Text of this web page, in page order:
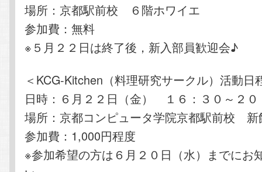
場所：京都駅前校 ６階ホワイエ
参加費：無料
※５月２２日は終了後，新入部員歓迎会♪
＜KCG-Kitchen（料理研究サークル）活動日
日時：６月２２日（金） １６：３０～２０
場所：京都コンピュータ学院京都駅前校 新
参加費：1,000円程度
※参加希望の方は６月２０日（水）までにお